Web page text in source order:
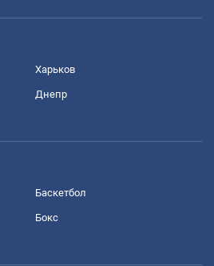
Харьков
Днепр
Баскетбол
Бокс